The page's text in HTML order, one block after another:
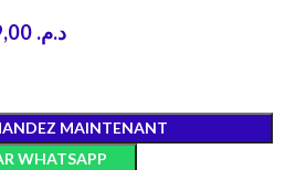
د.م.
MAINTENANT
WHATSAPP